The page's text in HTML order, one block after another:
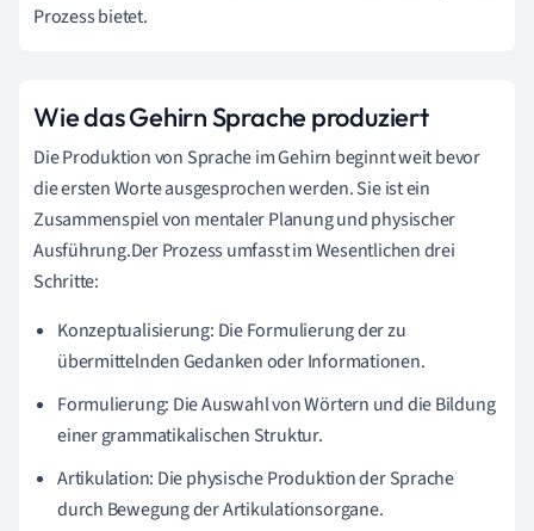
Prozess bietet.
Wie das Gehirn Sprache produziert
Die Produktion von Sprache im Gehirn beginnt weit bevor
die ersten Worte ausgesprochen werden. Sie ist ein
Zusammenspiel von mentaler Planung und physischer
Ausführung.Der Prozess umfasst im Wesentlichen drei
Schritte:
Konzeptualisierung: Die Formulierung der zu
übermittelnden Gedanken oder Informationen.
Formulierung: Die Auswahl von Wörtern und die Bildung
einer grammatikalischen Struktur.
Artikulation: Die physische Produktion der Sprache
durch Bewegung der Artikulationsorgane.